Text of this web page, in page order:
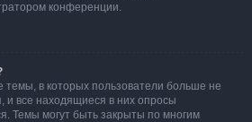
конференции.
в которых пользователи больше не
и все находящиеся в них опросы
Темы могут быть закрыты по многим